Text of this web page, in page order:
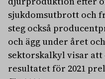
sjukdomsutbrott och
steg också
och ägg under året
sektorskalkyl visar att
resultatet för 2021